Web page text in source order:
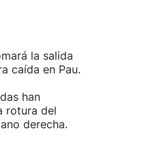
la salida
caída en Pau.
han
rotura del
derecha.